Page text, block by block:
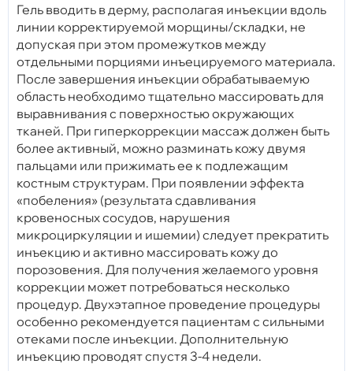
Гель вводить в дерму, располагая инъекции вдоль
линии корректируемой морщины/складки, не
допуская при этом промежутков между
отдельными порциями инъецируемого материала.
После завершения инъекции обрабатываемую
область необходимо тщательно массировать для
выравнивания с поверхностью окружающих
тканей. При гиперкоррекции массаж должен быть
более активный, можно разминать кожу двумя
пальцами или прижимать ее к подлежащим
костным структурам. При появлении эффекта
«побеления» (результата сдавливания
кровеносных сосудов, нарушения
микроциркуляции и ишемии) следует прекратить
инъекцию и активно массировать кожу до
порозовения. Для получения желаемого уровня
коррекции может потребоваться несколько
процедур. Двухэтапное проведение процедуры
особенно рекомендуется пациентам с сильными
отеками после инъекции. Дополнительную
инъекцию проводят спустя 3-4 недели.